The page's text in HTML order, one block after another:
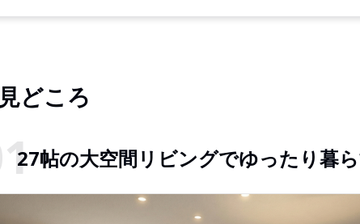
見どころ
27帖の大空間リビングでゆったり暮